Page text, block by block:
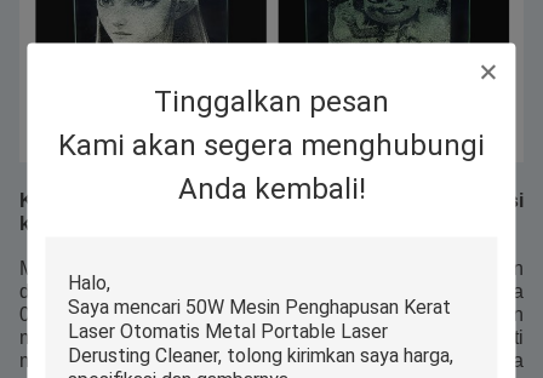
Tinggalkan pesan
Kami akan segera menghubungi
Anda kembali!
Kinerja teknis yang dapat diandalkan dan konfigurasi
kualitas
Mesin Hammer Laser Engraving PEDK-6040S dibangun
dengan spesifikasi teknis yang solid.presisi ukiran hingga
0Sistem ini mendukung beberapa sistem operasi dan
mencakup komponen yang dirancang dengan baik seperti
meja kerja sarang madu, panduan linier,dan kepala